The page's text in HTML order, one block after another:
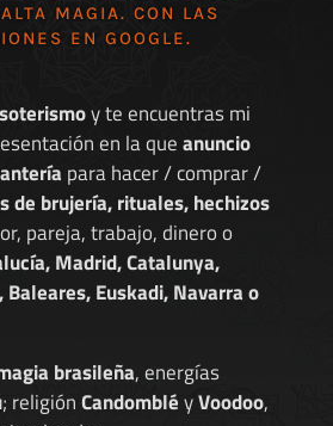
MAGIA. CON LAS
EN GOOGLE.
y te encuentras mi
en la queanuncio
para hacer / comprar /
de brujería, rituales, hechizos
pareja, trabajo, dinero o
Madrid, Catalunya,
Baleares, Euskadi, Navarra o
brasileña, energías
; religiónCandombléyVoodoo,